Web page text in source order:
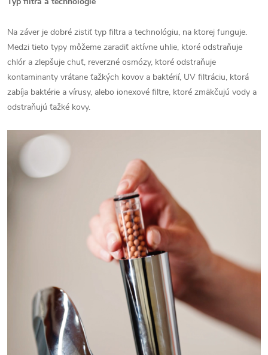
Na záver je dobré zistiť typ filtra a technológiu, na ktorej funguje.
Medzi tieto typy môžeme zaradiť aktívne uhlie, ktoré odstraňuje
chlór a zlepšuje chuť, reverzné osmózy, ktoré odstraňuje
kontaminanty vrátane ťažkých kovov a baktérií, UV filtráciu, ktorá
zabíja baktérie a vírusy, alebo ionexové filtre, ktoré zmäkčujú vody a
odstraňujú ťažké kovy.